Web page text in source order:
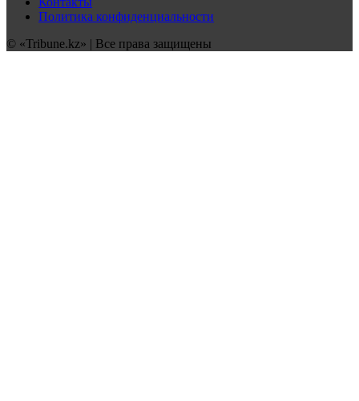
Политика конфиденциальности
© «Tribune.kz» | Все права защищены